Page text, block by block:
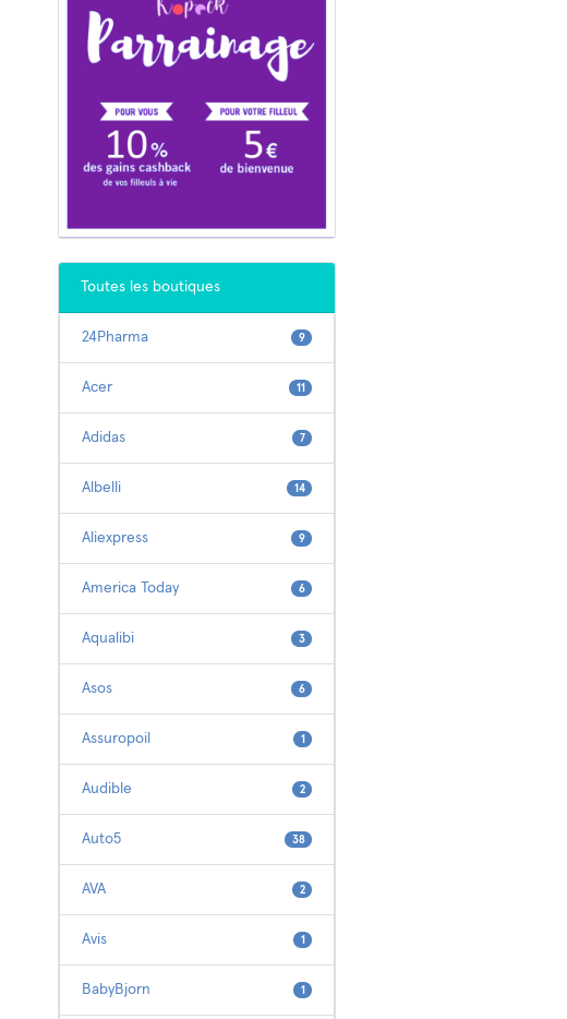
Toutes les boutiques
24Pharma 9
Acer 11
Adidas 7
Albelli 14
Aliexpress 9
America Today 6
Aqualibi 3
Asos 6
Assuropoil 1
Audible 2
Auto5 38
AVA 2
Avis 1
BabyBjorn 1